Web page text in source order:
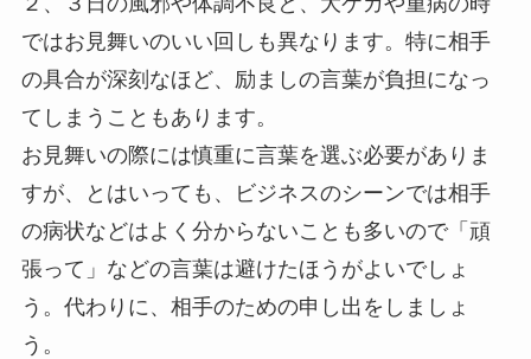
ではお見舞いのいい回しも異なります。特に相手
の具合が深刻なほど、励ましの言葉が負担になっ
てしまうこともあります。
お見舞いの際には慎重に言葉を選ぶ必要がありま
すが、とはいっても、ビジネスのシーンでは相手
の病状などはよく分からないことも多いので「頑
張って」などの言葉は避けたほうがよいでしょ
う。代わりに、相手のための申し出をしましょ
う。